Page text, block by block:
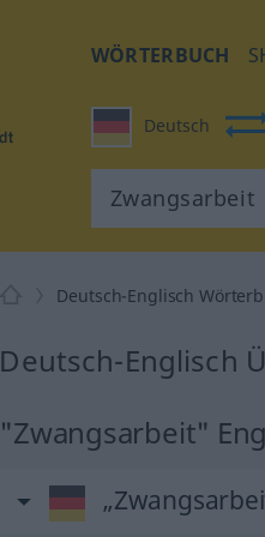
WÖRTERBUCH
Deutsch
Deutsch-Englisch
Deutsch-Englisch
"Zwangsarbeit"